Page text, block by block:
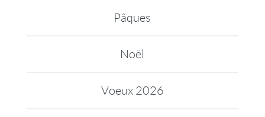
Pâques
Noël
Voeux 2026